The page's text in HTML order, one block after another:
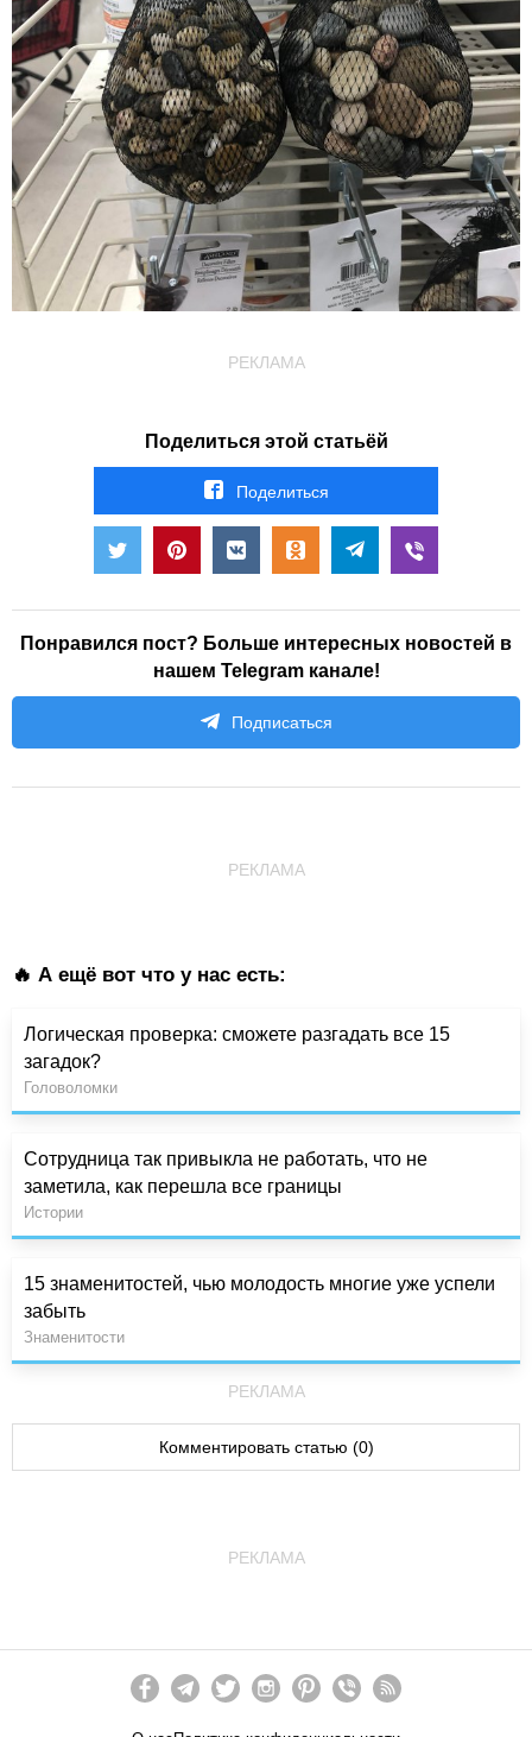
РЕКЛАМА
Поделиться этой статьёй
Поделиться
Понравился пост? Больше интересных новостей в
нашем Telegram канале!
Подписаться
РЕКЛАМА
🔥 А ещё вот что у нас есть:
Логическая проверка: сможете разгадать все 15
загадок?
Головоломки
Сотрудница так привыкла не работать, что не
заметила, как перешла все границы
Истории
15 знаменитостей, чью молодость многие уже успели
забыть
Знаменитости
РЕКЛАМА
Комментировать статью (0)
РЕКЛАМА